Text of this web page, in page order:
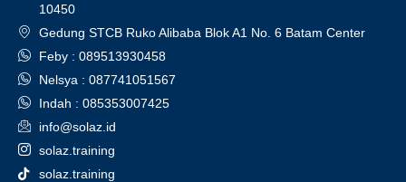
10450
Gedung STCB Ruko Alibaba Blok A1 No. 6 Batam Center
Feby : 089513930458
Nelsya : 087741051567
Indah : 085353007425
info@solaz.id
solaz.training
solaz.training